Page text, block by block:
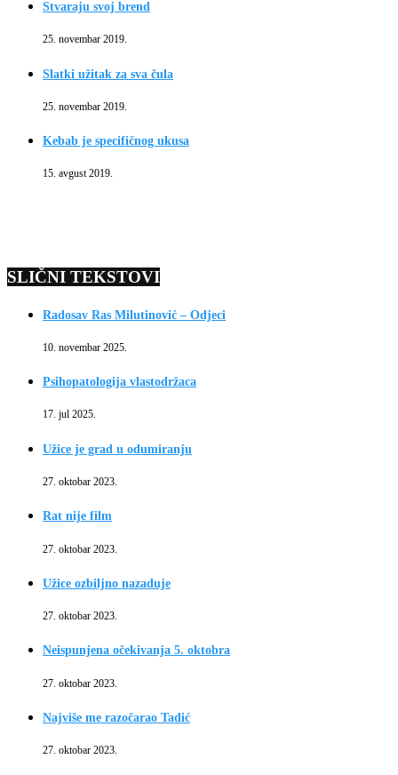
Stvaraju svoj brend
25. novembar 2019.
Slatki užitak za sva čula
25. novembar 2019.
Kebab je specifičnog ukusa
15. avgust 2019.
SLIČNI TEKSTOVI
Radosav Ras Milutinović – Odjeci
10. novembar 2025.
Psihopatologija vlastodržaca
17. jul 2025.
Užice je grad u odumiranju
27. oktobar 2023.
Rat nije film
27. oktobar 2023.
Užice ozbiljno nazaduje
27. oktobar 2023.
Neispunjena očekivanja 5. oktobra
27. oktobar 2023.
Najviše me razočarao Tadić
27. oktobar 2023.